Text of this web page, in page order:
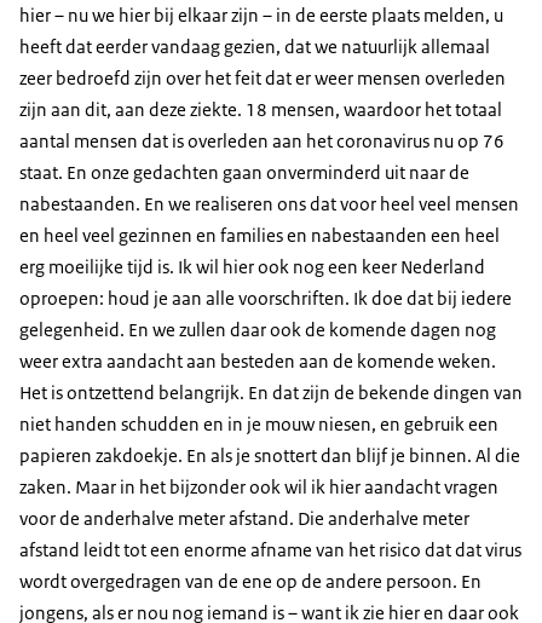
hier – nu we hier bij elkaar zijn – in de eerste plaats melden, u
heeft dat eerder vandaag gezien, dat we natuurlijk allemaal
zeer bedroefd zijn over het feit dat er weer mensen overleden
zijn aan dit, aan deze ziekte. 18 mensen, waardoor het totaal
aantal mensen dat is overleden aan het coronavirus nu op 76
staat. En onze gedachten gaan onverminderd uit naar de
nabestaanden. En we realiseren ons dat voor heel veel mensen
en heel veel gezinnen en families en nabestaanden een heel
erg moeilijke tijd is. Ik wil hier ook nog een keer Nederland
oproepen: houd je aan alle voorschriften. Ik doe dat bij iedere
gelegenheid. En we zullen daar ook de komende dagen nog
weer extra aandacht aan besteden aan de komende weken.
Het is ontzettend belangrijk. En dat zijn de bekende dingen van
niet handen schudden en in je mouw niesen, en gebruik een
papieren zakdoekje. En als je snottert dan blijf je binnen. Al die
zaken. Maar in het bijzonder ook wil ik hier aandacht vragen
voor de anderhalve meter afstand. Die anderhalve meter
afstand leidt tot een enorme afname van het risico dat dat virus
wordt overgedragen van de ene op de andere persoon. En
jongens, als er nou nog iemand is – want ik zie hier en daar ook